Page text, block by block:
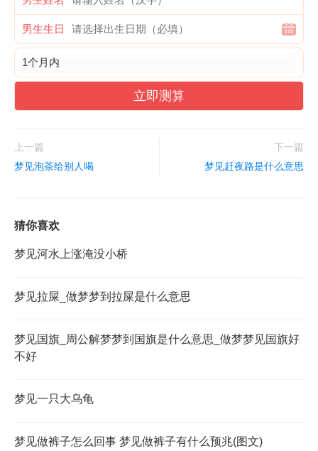
男生生日
立即测算
上一篇
梦见泡茶给别人喝
下一篇
梦见赶夜路是什么意思
猜你喜欢
梦见河水上涨淹没小桥
梦见拉屎_做梦梦到拉屎是什么意思
梦见国旗_周公解梦梦到国旗是什么意思_做梦梦见国旗好
不好
梦见一只大乌龟
梦见做裤子怎么回事 梦见做裤子有什么预兆(图文)